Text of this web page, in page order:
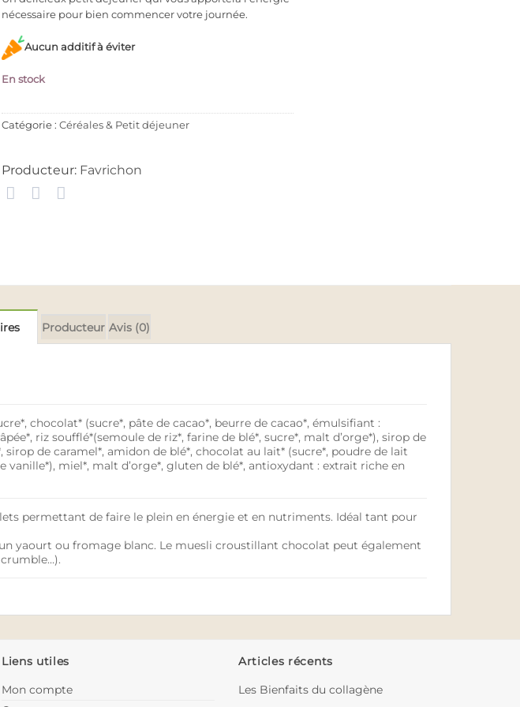
nécessaire pour bien commencer votre journée.
Aucun additif à éviter
En stock
Catégorie : Céréales & Petit déjeuner
Producteur: Favrichon
Producteur Avis (0)
chocolat* (sucre*, pâte de cacao*, beurre de cacao*, émulsifiant :
riz soufflé*(semoule de riz*, farine de blé*, sucre*, malt d’orge*), sirop de
de caramel*, amidon de blé*, chocolat au lait* (sucre*, poudre de lait
vanille*), miel*, malt d’orge*, gluten de blé*, antioxydant : extrait riche en
permettant de faire le plein en énergie et en nutriments. Idéal tant pour
yaourt ou fromage blanc. Le muesli croustillant chocolat peut également
Liens utiles
Mon compte
Articles récents
Les Bienfaits du collagène